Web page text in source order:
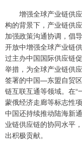
增强全球产业链供应
构的背景下，产业链供
加强政策沟通协调，倡
开放中增强全球产业链
过主办中国国际供应链
举措，为全球产业链供
签署的中国—东盟自贸
链互联互通等领域。在“
蒙俄经济走廊等标志性
中国还持续推动陆海新
业链供应链的协同水平
出积极贡献。